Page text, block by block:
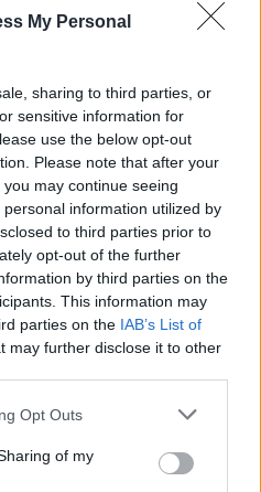
My Personal
sharing to third parties, or
sensitive information for
use the below opt-out
Please note that after your
may continue seeing
information utilized by
to third parties prior to
opt-out of the further
by third parties on the
This information may
parties on the IAB’s List of
may further disclose it to other
uses one or more Google
behaviour. You may click to
and its third-party tags to
Opt Outs
of my
εδώ
50 /50
«Είναι αθώα,
στη διαδήλωση όπως
100.000 άτομα»